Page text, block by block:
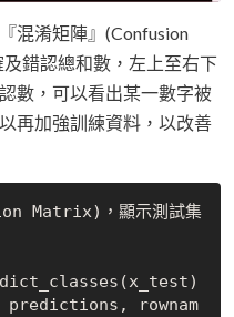
混淆矩陣』(Confusion
錯認總和數，左上至右下
數，可以看出某一數字被
再加強訓練資料，以改善
Matrix)，顯示測試集
rownam